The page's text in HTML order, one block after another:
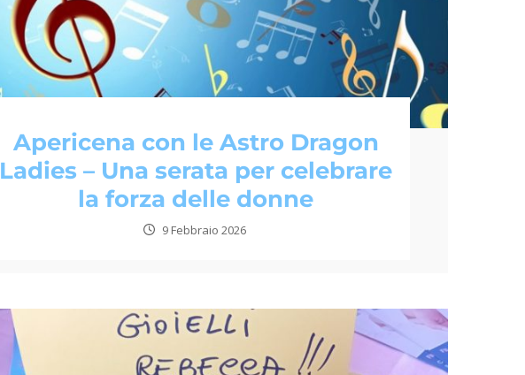
Apericena con le Astro Dragon
Ladies – Una serata per celebrare
la forza delle donne
9 Febbraio 2026